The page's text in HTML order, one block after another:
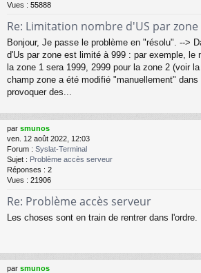
Vues : 55888
Re: Limitation nombre d'US par zone
Bonjour, Je passe le problème en "résolu". -->
d'Us par zone est limité à 999 : par exemple, le
la zone 1 sera 1999, 2999 pour la zone 2 (voir
champ zone a été modifié "manuellement"
provoquer des...
par smunos
ven. 12 août 2022, 12:03
Forum : Syslat-Terminal
Sujet : Problème accès serveur
Réponses : 2
Vues : 21906
Re: Problème accès serveur
Les choses sont en train de rentrer dans l'ordre.
par smunos